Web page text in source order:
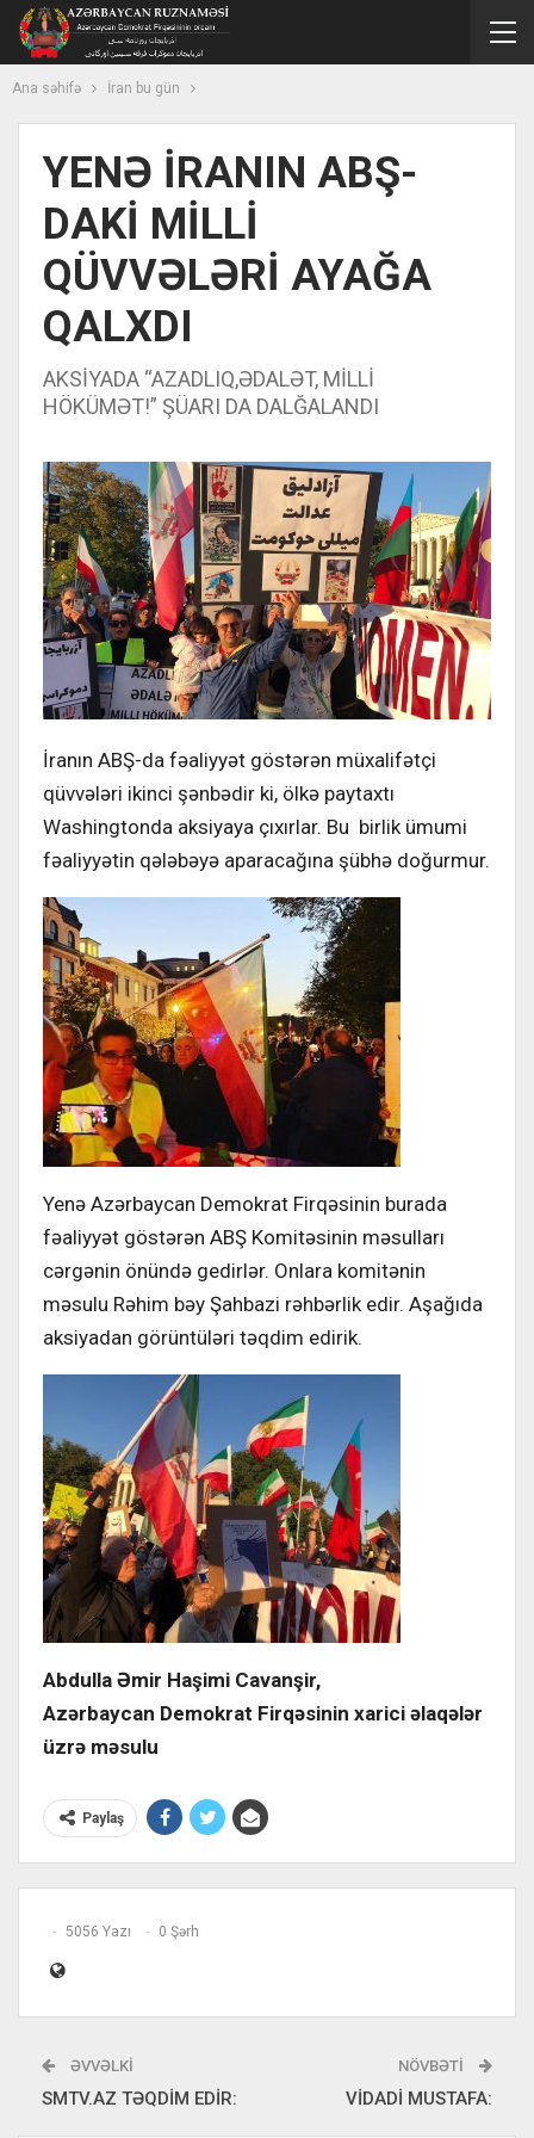
Ana səhifə İran bu gün
YENƏ İRANIN ABŞ-
DAKİ MİLLİ
QÜVVƏLƏRİ AYAĞA
QALXDI
AKSİYADA “AZADLIQ,ƏDALƏT, MİLLİ
HÖKÜMƏT!” ŞÜARI DA DALĞALANDI
İranın ABŞ-da fəaliyyət göstərən müxalifətçi
qüvvələri ikinci şənbədir ki, ölkə paytaxtı
Washingtonda aksiyaya çıxırlar. Bu birlik ümumi
fəaliyyətin qələbəyə aparacağına şübhə doğurmur.
Yenə Azərbaycan Demokrat Firqəsinin burada
fəaliyyət göstərən ABŞ Komitəsinin məsulları
cərgənin önündə gedirlər. Onlara komitənin
məsulu Rəhim bəy Şahbazi rəhbərlik edir. Aşağıda
aksiyadan görüntüləri təqdim edirik.
Abdulla Əmir Haşimi Cavanşir,
Azərbaycan Demokrat Firqəsinin xarici əlaqələr
üzrə məsulu
Paylaş
5056 Yazı 0 Şərh
ƏVVƏLKI
SMTV.AZ TƏQDİM EDİR:
NÖVBƏTI
VİDADİ MUSTAFA: